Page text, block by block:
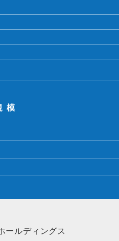
模
ールディングス